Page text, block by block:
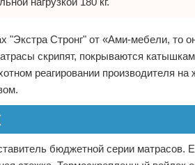
"Экстра Стронг" от «Ами-мебели, то
скрипят, покрываются
реагировании производителя
бюджетной серии матрасов.